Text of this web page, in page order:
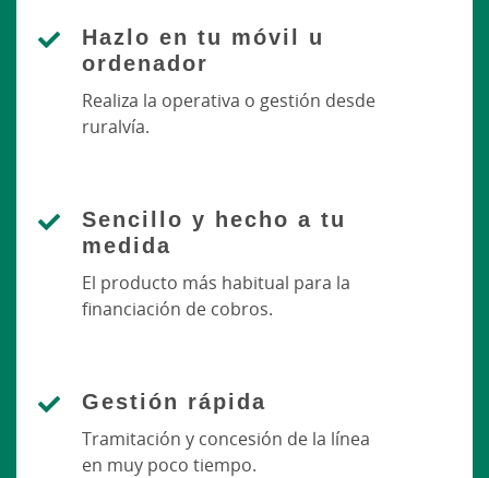
Hazlo en tu móvil u
ordenador
Realiza la operativa o gestión desde
ruralvía.
Sencillo y hecho a tu
medida
El producto más habitual para la
financiación de cobros.
Gestión rápida
Tramitación y concesión de la línea
en muy poco tiempo.